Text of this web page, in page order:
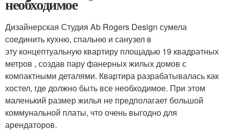
необходимое
Дизайнерская Студия Ab Rogers Design сумела
соединить кухню, спальню и санузел в
эту концептуальную квартиру площадью 19 квадратных
метров , создав пару фанерных жилых домов с
компактными деталями. Квартира разрабатывалась как
хостел, где должно быть все необходимое. При этом
маленький размер жилья не предполагает большой
коммунальной платы, что очень выгодно для
арендаторов.